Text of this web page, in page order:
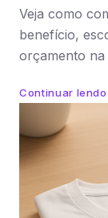
Veja como
benefício,
orçamento na
Continuar lendo